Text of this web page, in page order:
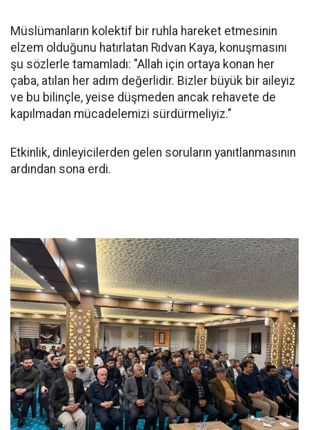
Müslümanların kolektif bir ruhla hareket etmesinin
elzem olduğunu hatırlatan Rıdvan Kaya, konuşmasını
şu sözlerle tamamladı: "Allah için ortaya konan her
çaba, atılan her adım değerlidir. Bizler büyük bir aileyiz
ve bu bilinçle, yeise düşmeden ancak rehavete de
kapılmadan mücadelemizi sürdürmeliyiz."
Etkinlik, dinleyicilerden gelen soruların yanıtlanmasının
ardından sona erdi.